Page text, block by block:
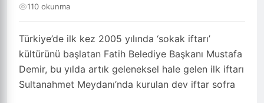
Türkiye’de ilk kez 2005 yılında ‘sokak iftarı’
kültürünü başlatan Fatih Belediye Başkanı Mustafa
Demir, bu yılda artık geleneksel hale gelen ilk iftarı
Sultanahmet Meydanı’nda kurulan dev iftar sofra
110 okunma